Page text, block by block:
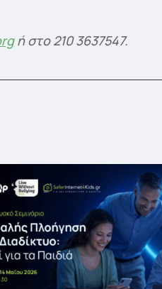
ή στο 210 3637547.